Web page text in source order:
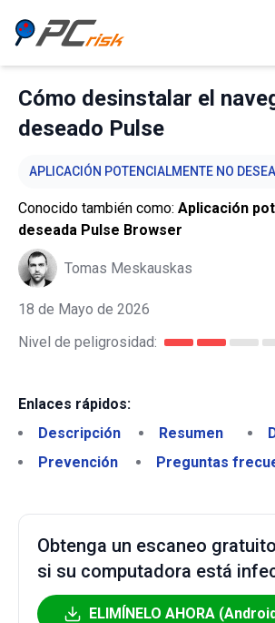
Cómo desinstalar el
deseado Pulse
APLICACIÓN POTENCIALMENTE NO
Conocido también como: Aplicación
deseada Pulse Browser
Tomas Meskauskas
18 de Mayo de 2026
Nivel de peligrosidad:
Enlaces rápidos:
Descripción
Resumen
Prevención
Preguntas
Obtenga un escaneo
si su computadora está
ELIMÍNELO AHORA